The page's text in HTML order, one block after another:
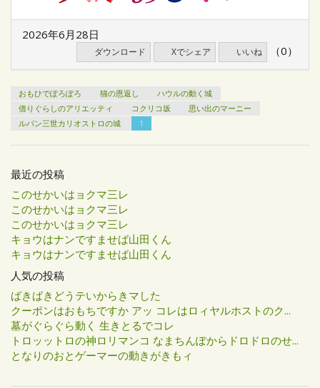
2026年6月28日
ダウンロード Xでシェア いいね （0）
おもひでぽろぽろ 猫の恩返し
ハウルの動く城
借りぐらしのアリエッティ
コクリコ坂
思い出のマーニー
ルパン三世カリオストロの城
1
最近の投稿
このせかいはョクマ三レ
このせかいはョクマ三レ
このせかいはョクマ三レ
キョウはナンですませば山田くん
キョウはナンですませば山田くん
人気の投稿
ばきばきどうテいからきマした
クーポンはおもちですか アッ コレはロィヤルホストのク...
墓がぐらぐら動く 生きとるでコレ
トロッットロの神ロリマンコ なまちんぽからドロドロのせ...
となりのおとゲーマーの動きがきもィ